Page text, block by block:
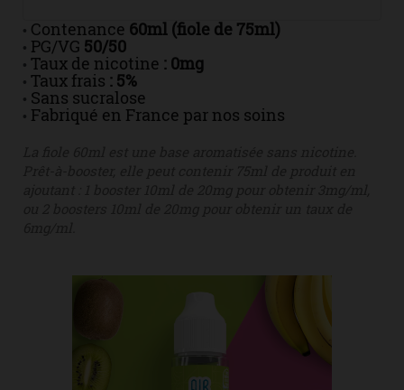
• Contenance 60ml (fiole de 75ml)
• PG/VG 50/50
• Taux de nicotine : 0mg
• Taux frais : 5%
• Sans sucralose
• Fabriqué en France par nos soins